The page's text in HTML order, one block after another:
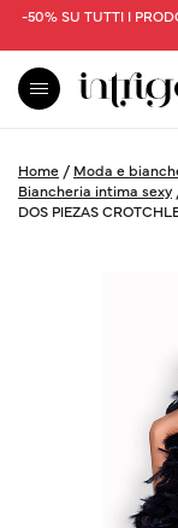
-50% SU TUTTI I
Home / Moda e
Biancheria intima sexy
DOS PIEZAS